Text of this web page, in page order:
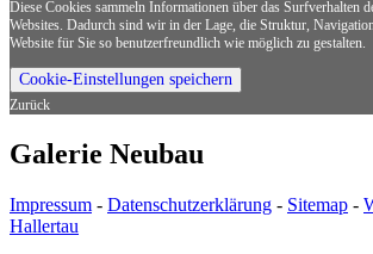
Diese Cookies sammeln Informationen über das Surfverhalten
Websites. Dadurch sind wir in der Lage, die Struktur,
Website für Sie so benutzerfreundlich wie möglich zu gestalten.
Cookie-Einstellungen speichern
Zurück
Galerie Neubau
Impressum - Datenschutzerklärung - Sitemap -
Hallertau